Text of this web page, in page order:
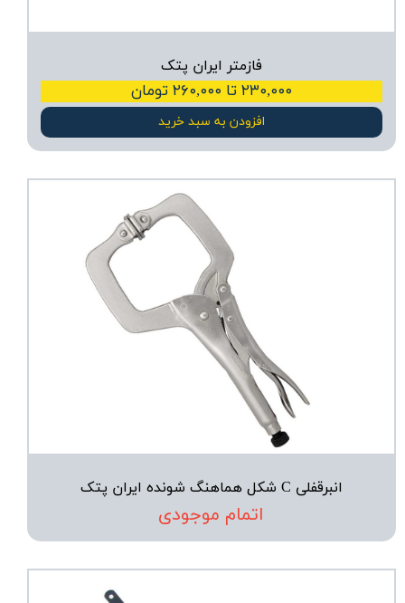
فازمتر ایران پتک
۲۳۰,۰۰۰ تا ۲۶۰,۰۰۰ تومان
افزودن به سبد خرید
انبرقفلی C شکل هماهنگ شونده ایران پتک
اتمام موجودی